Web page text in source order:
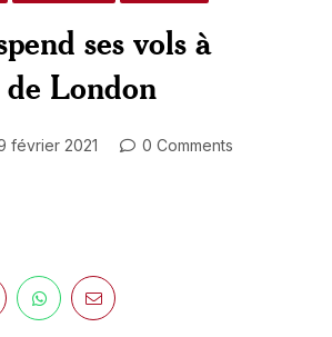
ses vols à
London
février 2021
0 Comments